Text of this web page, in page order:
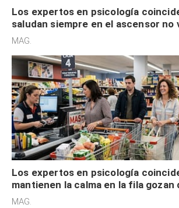
Los expertos en psicología
saludan siempre en el ascensor no
defensiva y tienen apertura social
MAG.
Los expertos en psicología
mantienen la calma en la fila gozan
cognitiva, gratitud y no solo tienen
MAG.